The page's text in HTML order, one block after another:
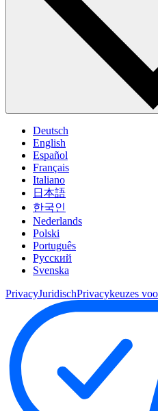
Deutsch
English
Español
Français
Italiano
日本語
한국인
Nederlands
Polski
Português
Pусский
Svenska
PrivacyJuridischPrivacykeuzes